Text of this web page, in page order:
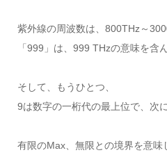
紫外線の周波数は、800THz～
「999」は、999 THzの意味を含
そして、もうひとつ、
9は数字の一桁代の最上位で、次
有限のMax、無限との境界を意味